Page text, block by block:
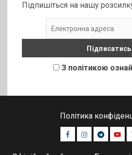
Підпишіться на нашу
З політикою
Політика
Facebook
Instagram
Telegram